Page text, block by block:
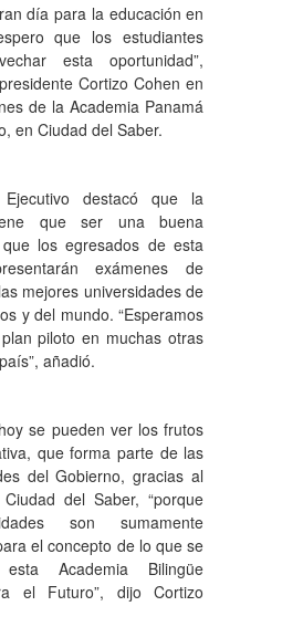
día para la educación en
que los estudiantes
esta oportunidad”,
Cortizo Cohen en
de la Academia Panamá
en Ciudad del Saber.
destacó que la
que ser una buena
los egresados de esta
exámenes de
mejores universidades de
y del mundo. “Esperamos
piloto en muchas otras
añadió.
se pueden ver los frutos
que forma parte de las
del Gobierno, gracias al
del Saber, “porque
son sumamente
el concepto de lo que se
Academia Bilingüe
el Futuro”, dijo Cortizo